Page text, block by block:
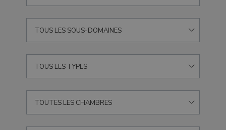
TOUS LES SOUS-DOMAINES
TOUS LES TYPES
TOUTES LES CHAMBRES